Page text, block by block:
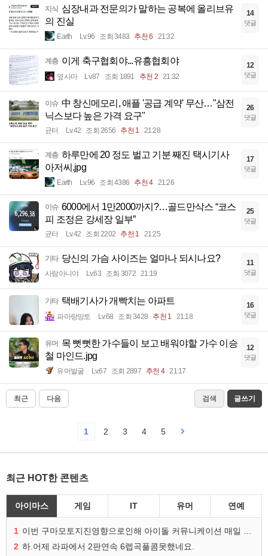
지식
심장내과 전문의가 말하는 공복에 올리브유
의 진실
Earth Lv.96 조회 3483 추천 6 21:32
14
댓글
계층 이게 축구협회야...유흥협회야
옆사마 Lv.87 조회 1891 추천 2 21:32
12
댓글
이슈 中 창신메모리, 애플 '공급 계약' 무산…"삼전
닉스보다 높은 가격 요구"
균터 Lv.42 조회 2656 추천 1 21:28
26
댓글
계층 하루만에 20 정도 벌고 기분 째진 택시기사
아저씨.jpg
Earth Lv.96 조회 4386 추천 4 21:26
17
댓글
이슈 6000에서 1만2000까지?…골드만삭스 “코스
피 조정은 강세장 일부”
균터 Lv.42 조회 2202 추천 1 21:25
25
댓글
기타 당신의 가슴 사이즈는 얼마나 되시나요?
사람아니야 Lv.63 조회 3072 21:19
11
댓글
기타 택배기사가 개빡치는 아파트
파아랑망토 Lv.68 조회 3428 추천 1 21:18
16
댓글
유머 목 뻣뻣한 가수들이 보고 배워야할 가수 이승
철 마인드.jpg
유머발굴 Lv.67 조회 2897 추천 4 21:17
12
댓글
최근 다음 검색 글쓰기
1 2 3 4 5
최근 HOT한 콘텐츠
아이마스 게임 IT 유머 연예
1
2 하.어제 라파에서 2판연속 6렙곡풀콤못했네요.